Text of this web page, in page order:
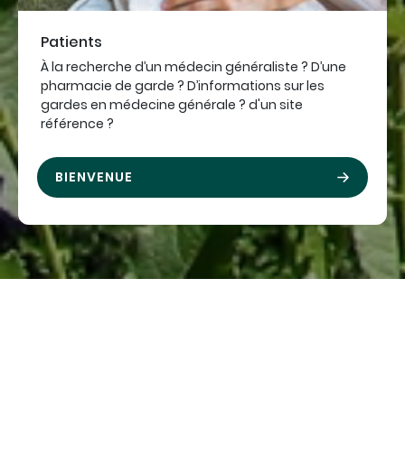
Patients
À la recherche d’un médecin généraliste ? D’une
pharmacie de garde ? D’informations sur les
gardes en médecine générale ? d'un site
référence ?
BIENVENUE